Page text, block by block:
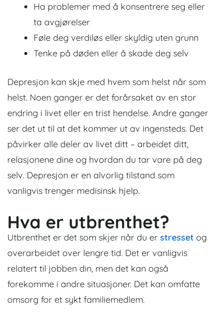
Ha problemer med å konsentrere seg eller
ta avgjørelser
Føle deg verdiløs eller skyldig uten grunn
Tenke på døden eller å skade deg selv
Depresjon kan skje med hvem som helst når som
helst. Noen ganger er det forårsaket av en stor
endring i livet eller en trist hendelse. Andre ganger
ser det ut til at det kommer ut av ingensteds. Det
påvirker alle deler av livet ditt – arbeidet ditt,
relasjonene dine og hvordan du tar vare på deg
selv. Depresjon er en alvorlig tilstand som
vanligvis trenger medisinsk hjelp.
Hva er utbrenthet?
Utbrenthet er det som skjer når du er stresset og
overarbeidet over lengre tid. Det er vanligvis
relatert til jobben din, men det kan også
forekomme i andre situasjoner. Det kan omfatte
omsorg for et sykt familiemedlem.